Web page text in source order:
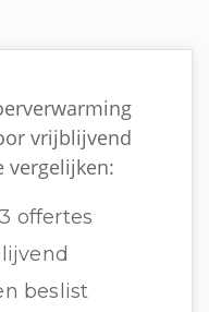
vrijblijvend
vergelijken:
offertes
beslist